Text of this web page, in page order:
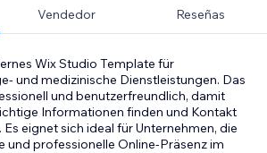
Vendedor Reseñas
Wix Studio Template für
und medizinische Dienstleistungen. Das
und benutzerfreundlich, damit
Informationen finden und Kontakt
eignet sich ideal für Unternehmen, die
und professionelle Online-Präsenz im